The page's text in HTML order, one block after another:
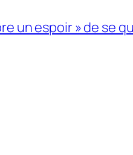
un espoir » de se